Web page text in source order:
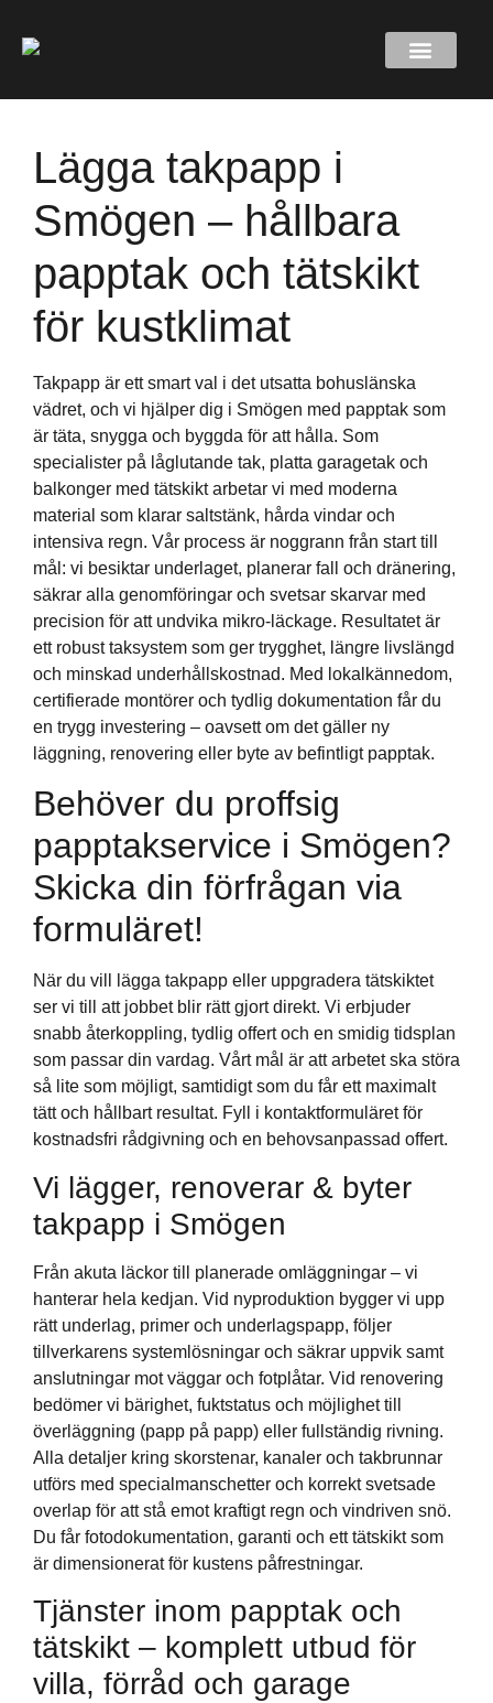
Lägga takpapp i
Smögen – hållbara
papptak och tätskikt
för kustklimat
Takpapp är ett smart val i det utsatta bohuslänska
vädret, och vi hjälper dig i Smögen med papptak som
är täta, snygga och byggda för att hålla. Som
specialister på låglutande tak, platta garagetak och
balkonger med tätskikt arbetar vi med moderna
material som klarar saltstänk, hårda vindar och
intensiva regn. Vår process är noggrann från start till
mål: vi besiktar underlaget, planerar fall och dränering,
säkrar alla genomföringar och svetsar skarvar med
precision för att undvika mikro-läckage. Resultatet är
ett robust taksystem som ger trygghet, längre livslängd
och minskad underhållskostnad. Med lokalkännedom,
certifierade montörer och tydlig dokumentation får du
en trygg investering – oavsett om det gäller ny
läggning, renovering eller byte av befintligt papptak.
Behöver du proffsig
papptakservice i Smögen?
Skicka din förfrågan via
formuläret!
När du vill lägga takpapp eller uppgradera tätskiktet
ser vi till att jobbet blir rätt gjort direkt. Vi erbjuder
snabb återkoppling, tydlig offert och en smidig tidsplan
som passar din vardag. Vårt mål är att arbetet ska störa
så lite som möjligt, samtidigt som du får ett maximalt
tätt och hållbart resultat. Fyll i kontaktformuläret för
kostnadsfri rådgivning och en behovsanpassad offert.
Vi lägger, renoverar & byter
takpapp i Smögen
Från akuta läckor till planerade omläggningar – vi
hanterar hela kedjan. Vid nyproduktion bygger vi upp
rätt underlag, primer och underlagspapp, följer
tillverkarens systemlösningar och säkrar uppvik samt
anslutningar mot väggar och fotplåtar. Vid renovering
bedömer vi bärighet, fuktstatus och möjlighet till
överläggning (papp på papp) eller fullständig rivning.
Alla detaljer kring skorstenar, kanaler och takbrunnar
utförs med specialmanschetter och korrekt svetsade
overlap för att stå emot kraftigt regn och vindriven snö.
Du får fotodokumentation, garanti och ett tätskikt som
är dimensionerat för kustens påfrestningar.
Tjänster inom papptak och
tätskikt – komplett utbud för
villa, förråd och garage